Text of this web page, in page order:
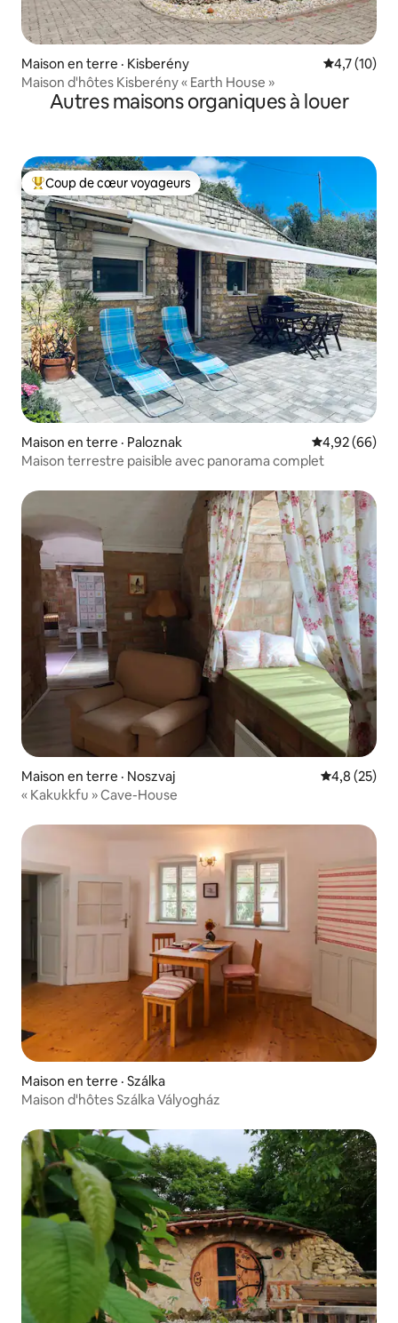
Maison en terre · Kisberény Note
4,7 (10)
Maison d'hôtes Kisberény « Earth House »
Autres maisons organiques à louer
Coup de cœur voyageurs parmi les plus aimés
Coup de cœur voyageurs
Maison en terre · Paloznak Note
4,92 (66)
Maison terrestre paisible avec panorama complet
Maison en terre · Noszvaj Note
4,8 (25)
« Kakukkfu » Cave-House
Maison en terre · Szálka
Maison d'hôtes Szálka Vályogház